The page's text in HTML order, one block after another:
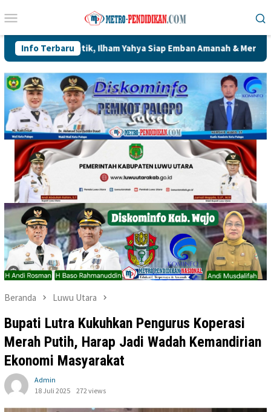
ke
Mobile
Info Terbaru
Dilantik, Ilham Yahya Siap Emban Amanah & Merawat Rumah
Beranda Luwu Utara
Bupati Lutra Kukuhkan Pengurus Koperasi
Merah Putih, Harap Jadi Wadah Kemandirian
Ekonomi Masyarakat
Admin
18 Juli 2025
272 views